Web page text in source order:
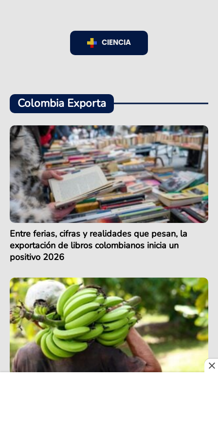
CIENCIA
Colombia Exporta
Entre ferias, cifras y realidades que pesan, la
exportación de libros colombianos inicia un
positivo 2026